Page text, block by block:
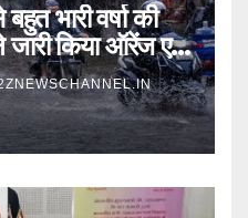
भारी वर्षा की
जारी किया ऑरेंज एवं